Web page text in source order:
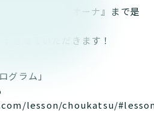
区『サロンビオーナ』まで是
～
させていただきます！
グラム」
lesson/choukatsu/